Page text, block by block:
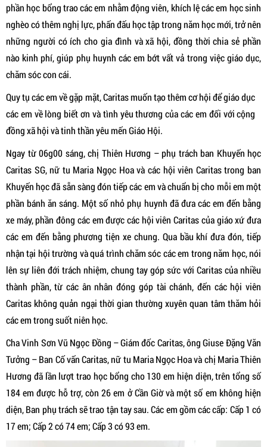
phần học bổng trao các em nhằmđộng viên, khích lệ các em học sinh
nghèo có thêm nghị lực, phấn đấu học tập trong năm học mới, trở nên
những người có ích cho gia đình và xã hội, đồng thời chia sẻ phần
nào kinh phí, giúp phụ huynh các em bớt vất vả trong việc giáo dục,
chăm sóc con cái.
Quy tụ các em về gặp mặt, Caritas muốn tạo thêm cơ hội để giáo dục
các em về lòng biết ơn và tình yêu thương của các em đối với cộng
đồng xã hội và tinh thần yêu mến Giáo Hội.
Ngay từ 06g00 sáng, chị Thiên Hương – phụ trách ban Khuyến học
Caritas SG, nữ tu Maria Ngọc Hoa và các hội viên Caritas trong ban
Khuyến học đã sẵn sàng đón tiếp các em và chuẩn bị cho mỗi em một
phần bánh ăn sáng. Một số nhỏ phụ huynh đã đưa các em đến bằng
xe máy, phần đông các em được các hội viên Caritas của giáo xứ đưa
các em đến bằng phương tiện xe chung. Qua bầu khí đưa đón, tiếp
nhận tại hội trường và quá trình chăm sóc các em trong năm học, nói
lên sự liên đới trách nhiệm, chung tay góp sức với Caritas của nhiều
thành phần, từ các ân nhân đóng góp tài chánh, đến các hội viên
Caritas không quản ngại thời gian thường xuyên quan tâm thăm hỏi
các em trong suốt niên học.
Cha Vinh Sơn Vũ Ngọc Đồng – Giám đốc Caritas, ông Giuse Đặng Văn
Tưởng – Ban Cố vấn Caritas, nữ tu Maria Ngọc Hoa và chị Maria Thiên
Hương đã lần lượt trao học bổng cho 130 em hiện diện, trên tổng số
184 em được hỗ trợ, còn 26 em ở Cần Giờ và một số em không hiện
diện, Ban phụ trách sẽ trao tận tay sau. Các em gồm các cấp: Cấp 1 có
17 em; Cấp 2 có 74 em; Cấp 3 có 93 em.